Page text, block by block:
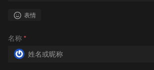
表情
名称 *